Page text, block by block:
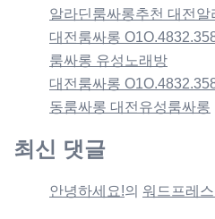
알라딘룸싸롱추천 대전알
대전룸싸롱
룸싸롱 유성노래방
대전룸싸롱
동룸싸롱 대전유성룸싸롱
최신 댓글
안녕하세요!의 워드프레